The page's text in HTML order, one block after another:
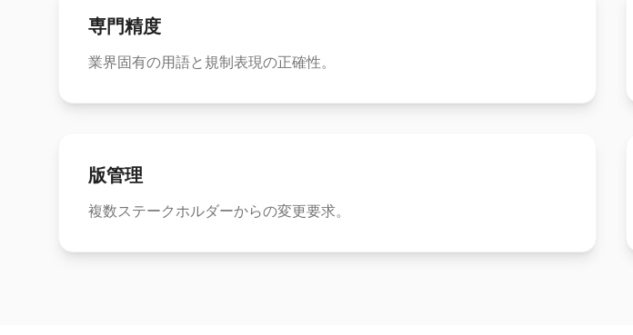
専門精度
業界固有の用語と規制表現の正確性。
版管理
複数ステークホルダーからの変更要求。